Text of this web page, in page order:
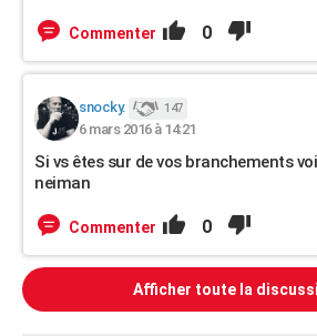
Commenter 0
snocky. 147
6 mars 2016 à 14:21
Si vs êtes sur de vos branchements
neiman
Commenter 0
Afficher toute la